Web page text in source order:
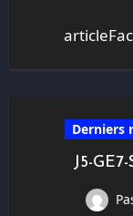
Derniers
J5-